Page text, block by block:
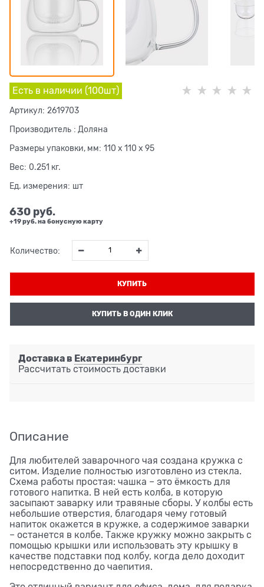
Есть в наличии (100шт)
Артикул: 2619703
Производитель : Доляна
Размеры упаковки, мм: 110 x 110 x 95
Вес: 0.251 кг.
Ед. измерения: шт
630 руб.
+19 руб. на бонусную карту
Количество:
КУПИТЬ
КУПИТЬ В ОДИН КЛИК
Доставка в Екатеринбург
Рассчитать стоимость доставки
Описание
Для любителей заварочного чая создана кружка с
ситом. Изделие полностью изготовлено из стекла.
Схема работы простая: чашка – это ёмкость для
готового напитка. В ней есть колба, в которую
засыпают заварку или травяные сборы. У колбы есть
небольшие отверстия, благодаря чему готовый
напиток окажется в кружке, а содержимое заварки
– останется в колбе. Также кружку можно закрыть с
помощью крышки или использовать эту крышку в
качестве подставки под колбу, когда дело доходит
непосредственно до чаепития.